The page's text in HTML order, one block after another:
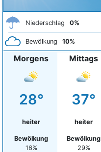
Niederschlag 0%
Bewölkung 10%
Morgens
28°
heiter
Bewölkung
16%
Mittags
37°
heiter
Bewölkung
29%